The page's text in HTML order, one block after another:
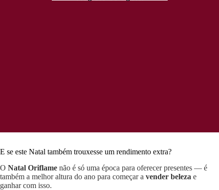
E se este Natal também trouxesse um rendimento extra?
O Natal Oriflame não é só uma época para oferecer presentes — é
também a melhor altura do ano para começar a vender beleza e
ganhar com isso.